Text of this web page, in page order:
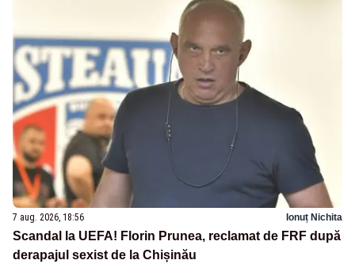
7 aug. 2026, 18:56 Ionuț Nichita
Scandal la UEFA! Florin Prunea, reclamat de FRF după
derapajul sexist de la Chișinău